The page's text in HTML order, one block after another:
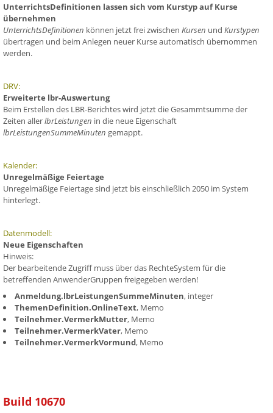
UnterrichtsDefinitionen lassen sich vom Kurstyp auf Kurse
übernehmen
UnterrichtsDefinitionen können jetzt frei zwischen Kursen und Kurstypen
übertragen und beim Anlegen neuer Kurse automatisch übernommen
werden.
DRV:
Erweiterte lbr-Auswertung
Beim Erstellen des LBR-Berichtes wird jetzt die Gesammtsumme der
Zeiten allerlbrLeistungen in die neue Eigenschaft
lbrLeistungenSummeMinuten gemappt.
Kalender:
Unregelmäßige Feiertage
Unregelmäßige Feiertage sind jetzt bis einschließlich 2050 im System
hinterlegt.
Datenmodell:
Neue Eigenschaften
Hinweis:
Der bearbeitende Zugriff muss über das RechteSystem für die
betreffenden AnwenderGruppen freigegeben werden!
Anmeldung.lbrLeistungenSummeMinuten, integer
ThemenDefinition.OnlineText, Memo
Teilnehmer.VermerkMutter, Memo
Teilnehmer.VermerkVater, Memo
Teilnehmer.VermerkVormund, Memo
Build 10670